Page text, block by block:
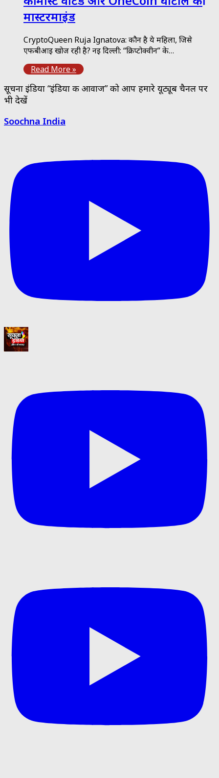
मास्टरमाइंड
CryptoQueen Ruja Ignatova: कौन है ये महिला, जिसे
एफबीआई खोज रही है? नई दिल्ली: “क्रिप्टोक्वीन” के…
Read More »
सूचना इंडिया “इंडिया की आवाज” को आप हमारे यूट्यूब चैनल पर
भी देखें
Soochna India